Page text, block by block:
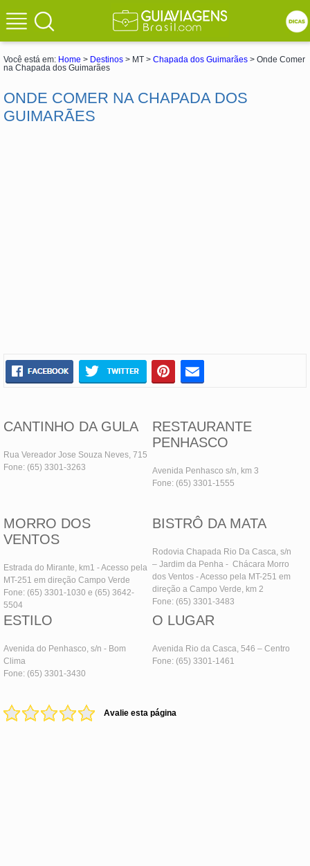
Você está em: Home > Destinos > MT > Chapada dos Guimarães > Onde Comer
na Chapada dos Guimarães
ONDE COMER NA CHAPADA DOS
GUIMARÃES
CANTINHO DA GULA
Rua Vereador Jose Souza Neves, 715
Fone: (65) 3301-3263
RESTAURANTE
PENHASCO
Avenida Penhasco s/n, km 3
Fone: (65) 3301-1555
MORRO DOS
VENTOS
Estrada do Mirante, km1 - Acesso pela
MT-251 em direção Campo Verde
Fone: (65) 3301-1030 e (65) 3642-
5504
BISTRÔ DA MATA
Rodovia Chapada Rio Da Casca, s/n
– Jardim da Penha - Chácara Morro
dos Ventos - Acesso pela MT-251 em
direção a Campo Verde, km 2
Fone: (65) 3301-3483
ESTILO
Avenida do Penhasco, s/n - Bom
Clima
Fone: (65) 3301-3430
O LUGAR
Avenida Rio da Casca, 546 – Centro
Fone: (65) 3301-1461
Avalie esta página